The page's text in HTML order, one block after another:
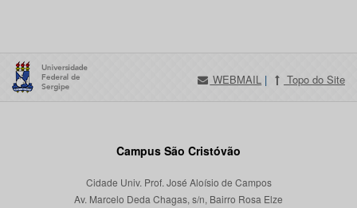
WEBMAIL | Topo do Site
Campus São Cristóvão
Cidade Univ. Prof. José Aloísio de Campos
Av. Marcelo Deda Chagas, s/n, Bairro Rosa Elze